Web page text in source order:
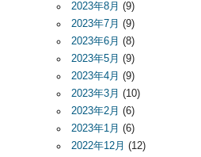
2023年8月 (9)
2023年7月 (9)
2023年6月 (8)
2023年5月 (9)
2023年4月 (9)
2023年3月 (10)
2023年2月 (6)
2023年1月 (6)
2022年12月 (12)